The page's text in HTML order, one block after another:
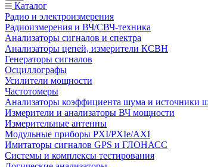
Каталог
Радио и электроизмерения
Радиоизмерения и ВЧ/СВЧ-техника
Анализаторы сигналов и спектра
Анализаторы цепей, измерители КСВН
Генераторы сигналов
Осциллографы
Усилители мощности
Частотомеры
Анализаторы коэффициента шума и источники
Измерители и анализаторы ВЧ мощности
Измерительные антенны
Модульные приборы PXI/PXIe/AXI
Имитаторы сигналов GPS и ГЛОНАСС
Системы и комплексы тестирования